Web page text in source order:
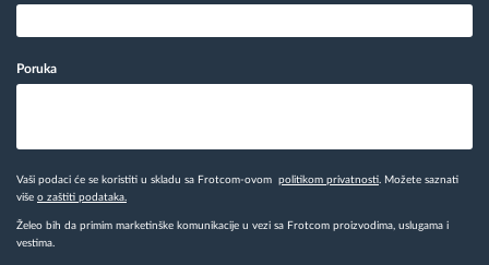
Poruka
Vaši podaci će se koristiti u skladu sa Frotcom-ovom politikom privatnosti. Možete saznati
više o zaštiti podataka.
Želeo bih da primim marketinške komunikacije u vezi sa Frotcom proizvodima, uslugama i
vestima.